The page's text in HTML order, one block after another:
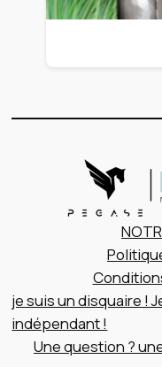
je suis un disquaire !
indépendant !
Une question ?